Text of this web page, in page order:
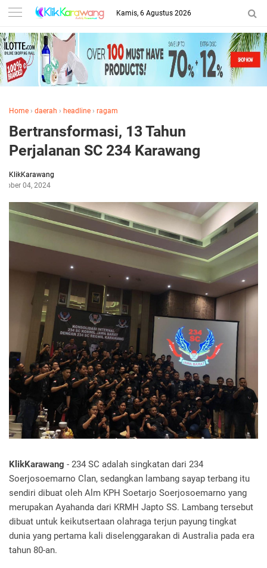
Kamis, 6 Agustus 2026
Home › daerah › headline › ragam
Bertransformasi, 13 Tahun
Perjalanan SC 234 Karawang
KlikKarawang
04, 2024
KlikKarawang - 234 SC adalah singkatan dari 234
Soerjosoemarno Clan, sedangkan lambang sayap terbang itu
sendiri dibuat oleh Alm KPH Soetarjo Soerjosoemarno yang
merupakan Ayahanda dari KRMH Japto SS. Lambang tersebut
dibuat untuk keikutsertaan olahraga terjun payung tingkat
dunia yang pertama kali diselenggarakan di Australia pada era
tahun 80-an.